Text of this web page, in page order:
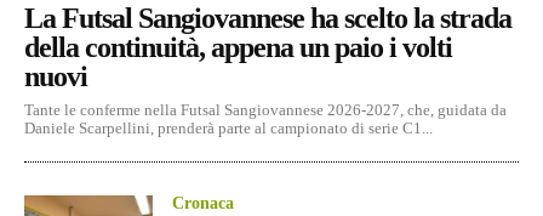
La Futsal Sangiovannese ha scelto la strada
della continuità, appena un paio i volti
nuovi
Tante le conferme nella Futsal Sangiovannese 2026-2027, che, guidata da
Daniele Scarpellini, prenderà parte al campionato di serie C1...
Cronaca